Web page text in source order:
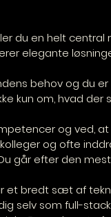
du en helt
elegante
behov og du
kun om, hvad
og ved,
og ofte
går efter den
et bredt sæt af
selv som full-